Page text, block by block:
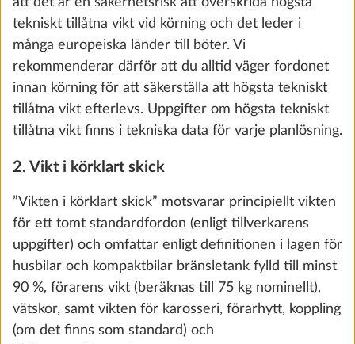
Ökning av lastkapaciteten till totalvikt
0 kr
Lägg till
tekniskt tillåtna vikt vid körning och det leder i
många europeiska länder till böter. Vi
rekommenderar därför att du alltid väger fordonet
innan körning för att säkerställa att högsta tekniskt
tillåtna vikt efterlevs. Uppgifter om högsta tekniskt
tillåtna vikt finns i tekniska data för varje planlösning.
2. Vikt i körklart skick
”Vikten i körklart skick” motsvarar principiellt vikten
för ett tomt standardfordon (enligt tillverkarens
uppgifter) och omfattar enligt definitionen i lagen för
husbilar och kompaktbilar bränsletank fylld till minst
90 %, förarens vikt (beräknas till 75 kg nominellt),
vätskor, samt vikten för karosseri, förarhytt, koppling
(om det finns som standard) och